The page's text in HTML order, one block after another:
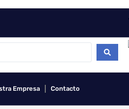
Empresa Contacto